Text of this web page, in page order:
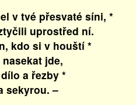
v tvé přesvaté síni, *
uprostřed ní.
kdo si v houští *
jde,
a řezby *
–